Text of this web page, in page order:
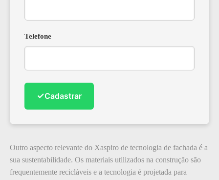
Telefone
✓Cadastrar
Outro aspecto relevante do Xaspiro de tecnologia de fachada é a
sua sustentabilidade. Os materiais utilizados na construção são
frequentemente recicláveis e a tecnologia é projetada para